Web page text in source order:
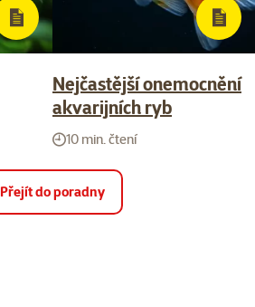
Nejčastější onemocnění
akvarijních ryb
10 min. čtení
Přejít do poradny